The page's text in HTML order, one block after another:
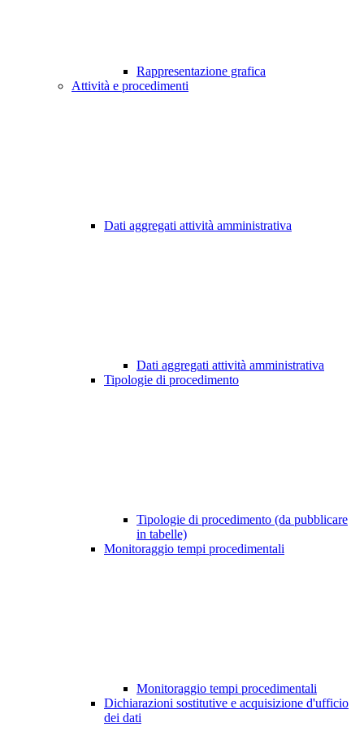
Rappresentazione grafica
Attività e procedimenti
Dati aggregati attività amministrativa
Dati aggregati attività amministrativa
Tipologie di procedimento
Tipologie di procedimento (da pubblicare
in tabelle)
Monitoraggio tempi procedimentali
Monitoraggio tempi procedimentali
Dichiarazioni sostitutive e acquisizione d'ufficio
dei dati